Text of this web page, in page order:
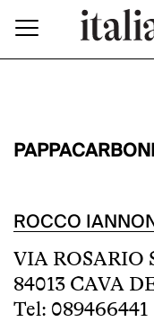
ROCCO
VIA ROSARIO
84013 CAVA
Tel: 089466441